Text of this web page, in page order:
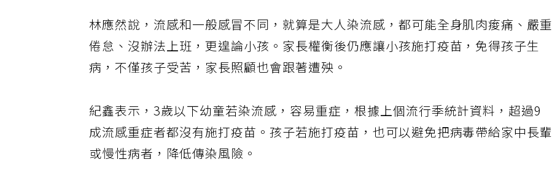
林應然說，流感和一般感冒不同，就算是大人染流感，都可能全身肌肉痠痛、嚴重
倦怠、沒辦法上班，更遑論小孩。家長權衡後仍應讓小孩施打疫苗，免得孩子生
病，不僅孩子受苦，家長照顧也會跟著遭殃。
紀鑫表示，3歲以下幼童若染流感，容易重症，根據上個流行季統計資料，超過9
成流感重症者都沒有施打疫苗。孩子若施打疫苗，也可以避免把病毒帶給家中長輩
或慢性病者，降低傳染風險。